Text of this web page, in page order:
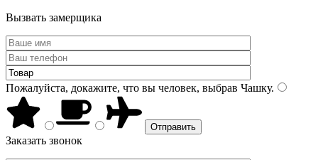
Вызвать замерщика
Пожалуйста, докажите, что вы человек, выбрав Чашку.
Заказать звонок